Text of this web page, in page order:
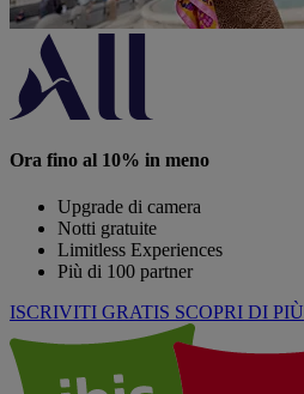
Ora fino al 10% in meno
Upgrade di camera
Notti gratuite
Limitless Experiences
Più di 100 partner
ISCRIVITI GRATIS SCOPRI DI PIÙ